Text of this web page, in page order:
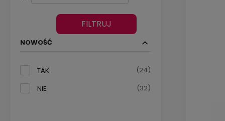
FILTRUJ
NOWOŚĆ
TAK
(24)
NIE
(32)